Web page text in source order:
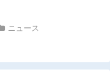
ニュース